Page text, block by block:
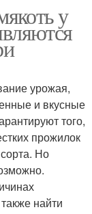
у
урожая,
и вкусные
того,
прожилок
Но
найти